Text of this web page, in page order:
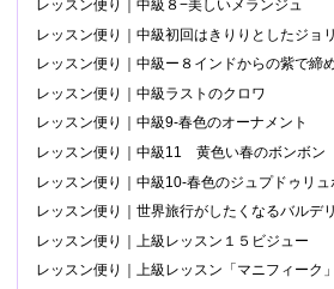
レッスン便り｜中級８−美しいメランジュ
レッスン便り｜中級初回はきりりとしたジョ
レッスン便り｜中級ー８インドからの紫で締
レッスン便り｜中級ラストのクロワ
レッスン便り｜中級9-春色のオーナメント
レッスン便り｜中級11 黄色い春のボンボン
レッスン便り｜中級10-春色のジュプドゥリュ
レッスン便り｜世界旅行がしたくなるバルデ
レッスン便り｜上級レッスン１５ビジュー
レッスン便り｜上級レッスン「マニフィーク」